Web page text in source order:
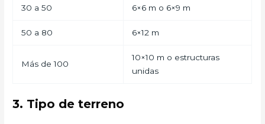
30 a 50 6×6 m o 6×9 m
50 a 80 6×12 m
Más de 100
10×10 m o estructuras
unidas
3. Tipo de terreno